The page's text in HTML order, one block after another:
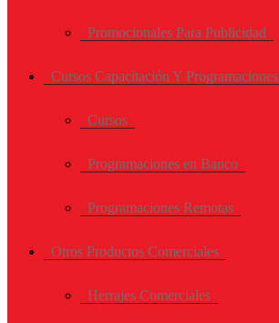
Promocionales Para Publicidad
Cursos Capacitación Y Programaciones
Cursos
Programaciones en Banco
Programaciones Remotas
Otros Productos Comerciales
Herrajes Comerciales